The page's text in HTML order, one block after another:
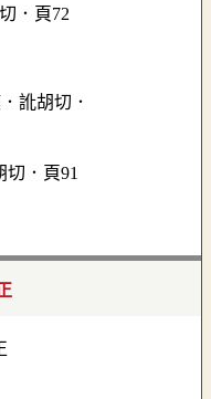
．頁72
．頁91